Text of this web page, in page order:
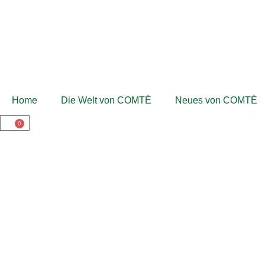
Home Die Welt von COMTÉ Neues von COMTÉ
0